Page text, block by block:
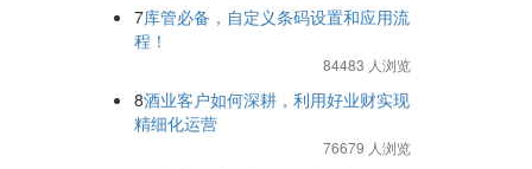
7库管必备，自定义条码设置和应用流
程！
84483 人浏览
8酒业客户如何深耕，利用好业财实现
精细化运营
76679 人浏览